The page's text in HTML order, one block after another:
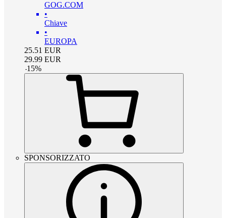
GOG.COM
•
Chiave
•
EUROPA
25.51 EUR
29.99 EUR
-15%
SPONSORIZZATO